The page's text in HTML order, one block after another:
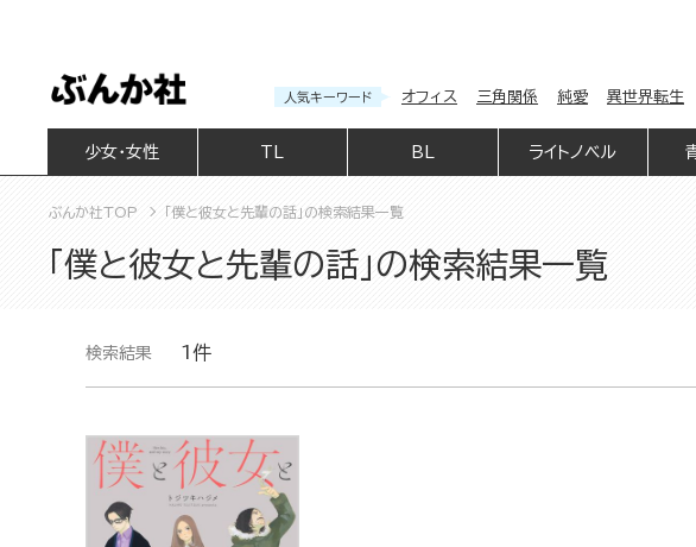
人気キーワード オフィス 三角関係 純愛 異世界転生
少女・女性 BL ライトノベル
ぶんか社TOP 「僕と彼女と先輩の話」の検索結果一覧
「僕と彼女と先輩の話」の検索結果一覧
検索結果 1件